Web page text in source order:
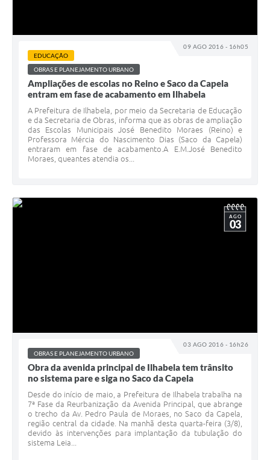
09 AGO 2016 - 16h05
EDUCAÇÃO
OBRAS E PLANEJAMENTO URBANO
Ampliações de escolas no Reino e Saco da Capela
entram em fase de acabamento em Ilhabela
A Prefeitura de Ilhabela, por meio da Secretaria de Educação
e da Secretaria de Obras, informa que as obras de ampliação
das Escolas Municipais José Benedito Moraes (Reino) e
Professora Mércia do Nascimento Dias (Saco da Capela)
entraram em fase de acabamento.A E.M.José Benedito
Moraes, queantes atendia os...
03 AGO 2016 - 16h26
AGO
03
OBRAS E PLANEJAMENTO URBANO
Obra da avenida principal de Ilhabela tem trânsito
no sistema pare e siga no Saco da Capela
Desde do início de maio, a Prefeitura de Ilhabela trabalha na
7ª Fase da Reurbanização da Avenida Principal, que abrange
o trecho da Av. Pedro Paula de Moraes, no Saco da Capela,
região central da cidade. Na manhã desta quarta-feira (3/8),
devido às intervenções para implantação da tubulação do
sistema Leia...